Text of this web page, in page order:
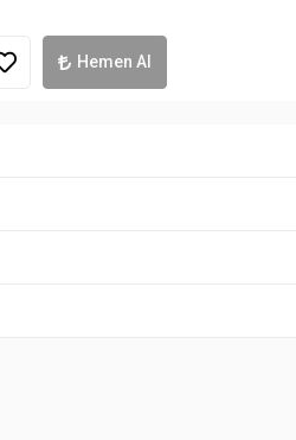
Hemen Al